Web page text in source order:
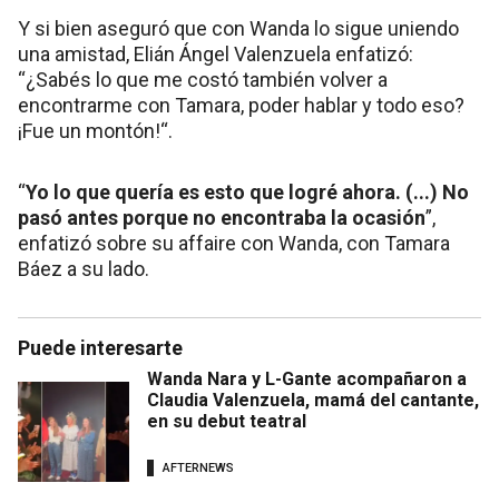
Y si bien aseguró que con Wanda lo sigue uniendo
una amistad, Elián Ángel Valenzuela enfatizó:
“¿Sabés lo que me costó también volver a
encontrarme con Tamara, poder hablar y todo eso?
¡Fue un montón!“.
“Yo lo que quería es esto que logré ahora. (...) No
pasó antes porque no encontraba la ocasión”,
enfatizó sobre su affaire con Wanda, con Tamara
Báez a su lado.
Puede interesarte
Wanda Nara y L-Gante acompañaron a
Claudia Valenzuela, mamá del cantante,
en su debut teatral
AFTERNEWS